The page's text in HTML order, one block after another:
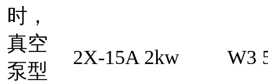
时，
真空
泵型
2X-15A 2kw W3